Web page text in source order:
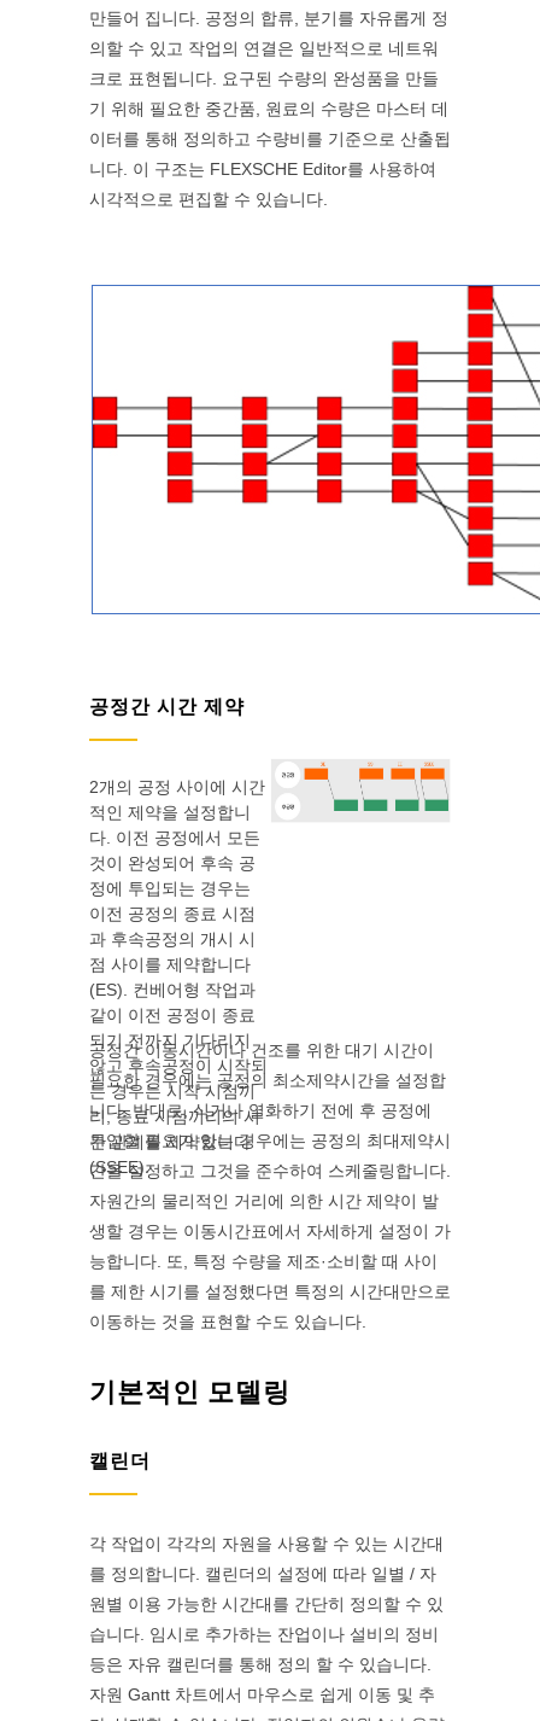
만들어 집니다. 공정의 합류, 분기를 자유롭게 정
의할 수 있고 작업의 연결은 일반적으로 네트워
크로 표현됩니다. 요구된 수량의 완성품을 만들
기 위해 필요한 중간품, 원료의 수량은 마스터 데
이터를 통해 정의하고 수량비를 기준으로 산출됩
니다. 이 구조는 FLEXSCHE Editor를 사용하여
시각적으로 편집할 수 있습니다.
공정간 시간 제약
2개의 공정 사이에 시간
적인 제약을 설정합니
다. 이전 공정에서 모든
것이 완성되어 후속 공
정에 투입되는 경우는
이전 공정의 종료 시점
과 후속공정의 개시 시
점 사이를 제약합니다
(ES). 컨베어형 작업과
같이 이전 공정이 종료
되기 전까지 기다리지
않고 후속공정이 시작되
는 경우는 시작 시점끼
리, 종료 시점끼리의 시
간 관계를 제약합니다
(SSEE).
공정간 이동시간이나 건조를 위한 대기 시간이
필요한 경우에는 공정의 최소제약시간을 설정합
니다. 반대로, 식거나 열화하기 전에 후 공정에
투입할 필요가 있는 경우에는 공정의 최대제약시
간을 설정하고 그것을 준수하여 스케줄링합니다.
자원간의 물리적인 거리에 의한 시간 제약이 발
생할 경우는 이동시간표에서 자세하게 설정이 가
능합니다. 또, 특정 수량을 제조·소비할 때 사이
를 제한 시기를 설정했다면 특정의 시간대만으로
이동하는 것을 표현할 수도 있습니다.
기본적인 모델링
캘린더
각 작업이 각각의 자원을 사용할 수 있는 시간대
를 정의합니다. 캘린더의 설정에 따라 일별 / 자
원별 이용 가능한 시간대를 간단히 정의할 수 있
습니다. 임시로 추가하는 잔업이나 설비의 정비
등은 자유 캘린더를 통해 정의 할 수 있습니다.
자원 Gantt 차트에서 마우스로 쉽게 이동 및 추